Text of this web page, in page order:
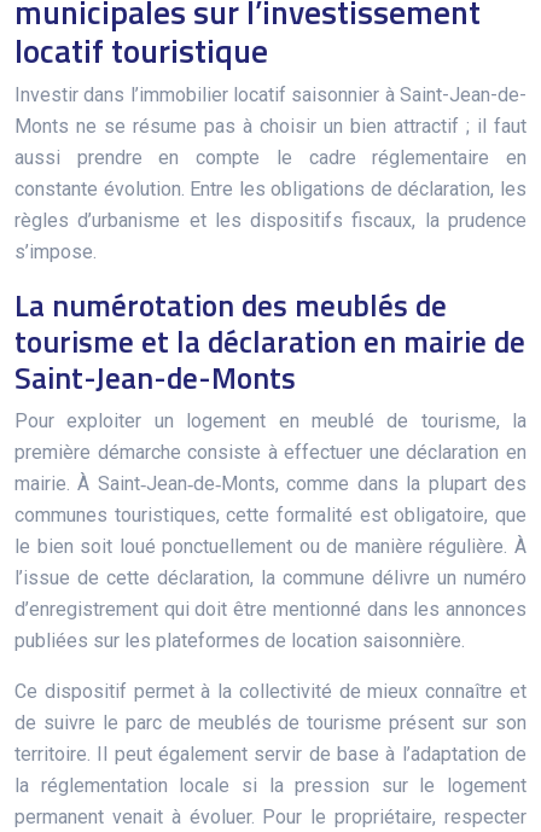
municipales sur l’investissement
locatif touristique
Investir dans l’immobilier locatif saisonnier à Saint-Jean-de-
Monts ne se résume pas à choisir un bien attractif ; il faut
aussi prendre en compte le cadre réglementaire en
constante évolution. Entre les obligations de déclaration, les
règles d’urbanisme et les dispositifs fiscaux, la prudence
s’impose.
La numérotation des meublés de
tourisme et la déclaration en mairie de
Saint-Jean-de-Monts
Pour exploiter un logement en meublé de tourisme, la
première démarche consiste à effectuer une déclaration en
mairie. À Saint‑Jean‑de‑Monts, comme dans la plupart des
communes touristiques, cette formalité est obligatoire, que
le bien soit loué ponctuellement ou de manière régulière. À
l’issue de cette déclaration, la commune délivre un numéro
d’enregistrement qui doit être mentionné dans les annonces
publiées sur les plateformes de location saisonnière.
Ce dispositif permet à la collectivité de mieux connaître et
de suivre le parc de meublés de tourisme présent sur son
territoire. Il peut également servir de base à l’adaptation de
la réglementation locale si la pression sur le logement
permanent venait à évoluer. Pour le propriétaire, respecter